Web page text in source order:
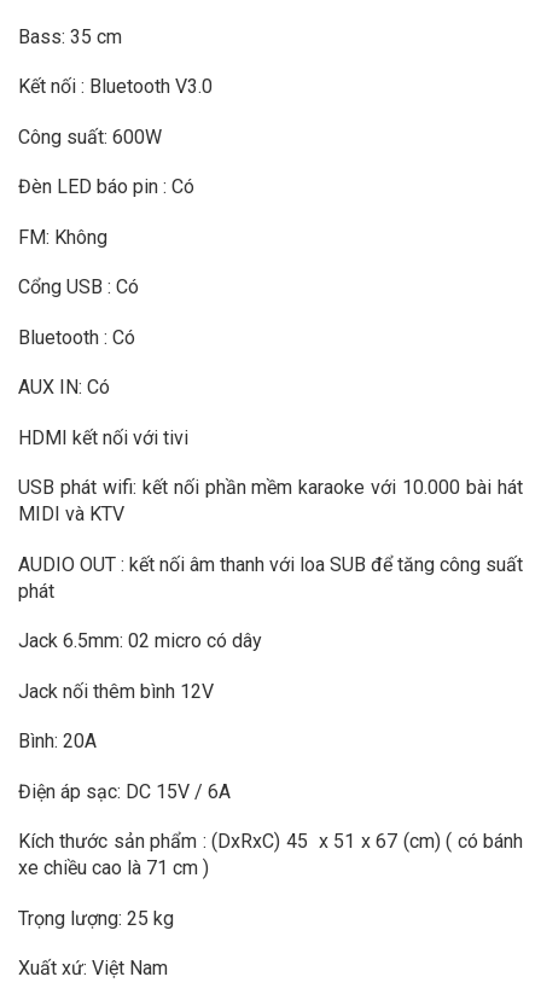
Bass: 35 cm
Kết nối : Bluetooth V3.0
Công suất: 600W
Đèn LED báo pin : Có
FM: Không
Cổng USB : Có
Bluetooth : Có
AUX IN: Có
HDMI kết nối với tivi
USB phát wifi: kết nối phần mềm karaoke với 10.000 bài hát
MIDI và KTV
AUDIO OUT : kết nối âm thanh với loa SUB để tăng công suất
phát
Jack 6.5mm: 02 micro có dây
Jack nối thêm bình 12V
Bình: 20A
Điện áp sạc: DC 15V / 6A
Kích thước sản phẩm : (DxRxC) 45 x 51 x 67 (cm) ( có bánh
xe chiều cao là 71 cm )
Trọng lượng: 25 kg
Xuất xứ: Việt Nam